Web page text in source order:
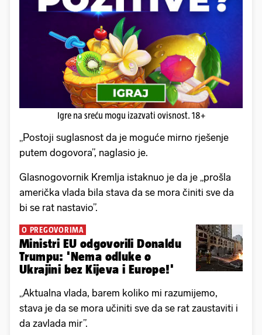
Igre na sreću mogu izazvati ovisnost. 18+
„Postoji suglasnost da je moguće mirno rješenje
putem dogovora”, naglasio je.
Glasnogovornik Kremlja istaknuo je da je „prošla
američka vlada bila stava da se mora činiti sve da
bi se rat nastavio”.
O PREGOVORIMA
Ministri EU odgovorili Donaldu
Trumpu: 'Nema odluke o
Ukrajini bez Kijeva i Europe!'
„Aktualna vlada, barem koliko mi razumijemo,
stava je da se mora učiniti sve da se rat zaustaviti i
da zavlada mir”.